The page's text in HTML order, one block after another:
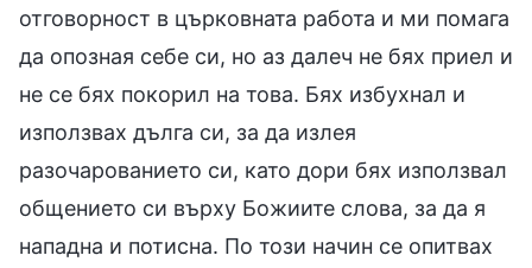
отговорност в църковната работа и ми помага
да опозная себе си, но аз далеч не бях приел и
не се бях покорил на това. Бях избухнал и
използвах дълга си, за да излея
разочарованието си, като дори бях използвал
общението си върху Божиите слова, за да я
нападна и потисна. По този начин се опитвах